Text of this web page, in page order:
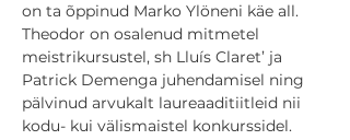
on ta õppinud Marko Ylöneni käe all.
Theodor on osalenud mitmetel
meistrikursustel, sh Lluís Claret’ ja
Patrick Demenga juhendamisel ning
pälvinud arvukalt laureaaditiitleid nii
kodu- kui välismaistel konkurssidel.